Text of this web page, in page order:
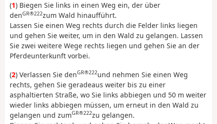
(1) Biegen Sie links in einen Weg ein, der über
denGR®222zum Wald hinaufführt.
Lassen Sie einen Weg rechts durch die Felder links liegen
und gehen Sie weiter, um in den Wald zu gelangen. Lassen
Sie zwei weitere Wege rechts liegen und gehen Sie an der
Pferdeunterkunft vorbei.
(2) Verlassen Sie denGR®222und nehmen Sie einen Weg
rechts, gehen Sie geradeaus weiter bis zu einer
asphaltierten Straße, wo Sie links abbiegen und 50 m weiter
wieder links abbiegen müssen, um erneut in den Wald zu
gelangen und zumGR®222zu gelangen.